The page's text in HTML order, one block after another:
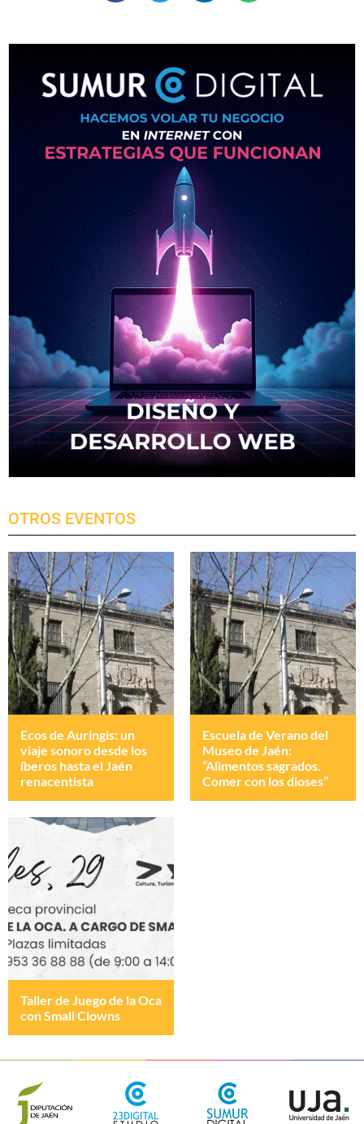
OTROS EVENTOS
Ecos de Auringis: un
viaje sonoro desde los
íberos hasta el Jaén
renacentista
Escuela de Verano del
Museo de Jaén:
“Alimentos sagrados.
Comer con los dioses”
Taller de Juego de la Oca
con Small Clowns